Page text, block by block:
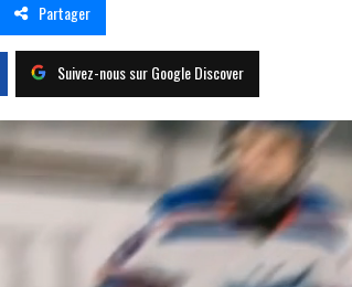
Partager
Suivez-nous sur Google Discover